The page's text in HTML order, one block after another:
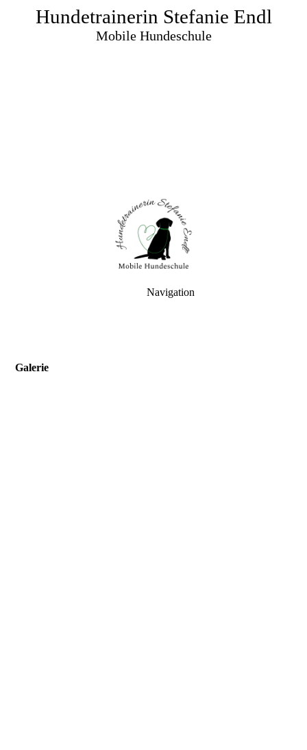
Hundetrainerin Stefanie Endl
Mobile Hundeschule
Navigation
Galerie